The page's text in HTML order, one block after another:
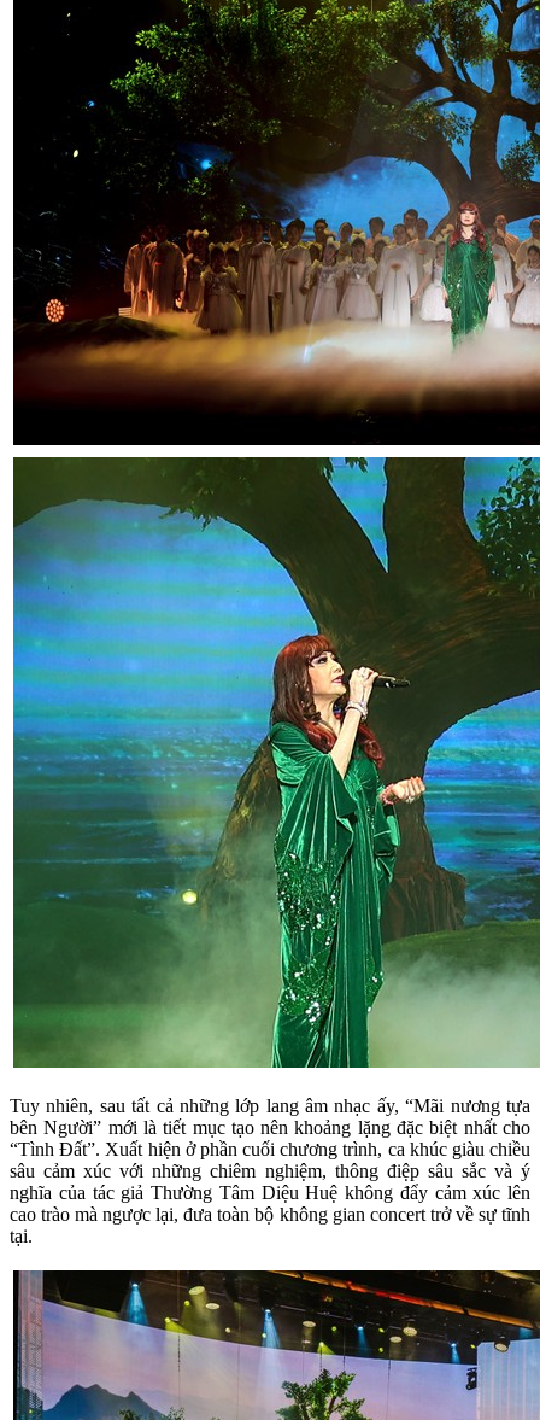
Tuy nhiên, sau tất cả những lớp lang âm nhạc ấy, “Mãi nương tựa
bên Người” mới là tiết mục tạo nên khoảng lặng đặc biệt nhất cho
“Tình Đất”. Xuất hiện ở phần cuối chương trình, ca khúc giàu chiều
sâu cảm xúc với những chiêm nghiệm, thông điệp sâu sắc và ý
nghĩa của tác giả Thường Tâm Diệu Huệ không đẩy cảm xúc lên
cao trào mà ngược lại, đưa toàn bộ không gian concert trở về sự tĩnh
tại.